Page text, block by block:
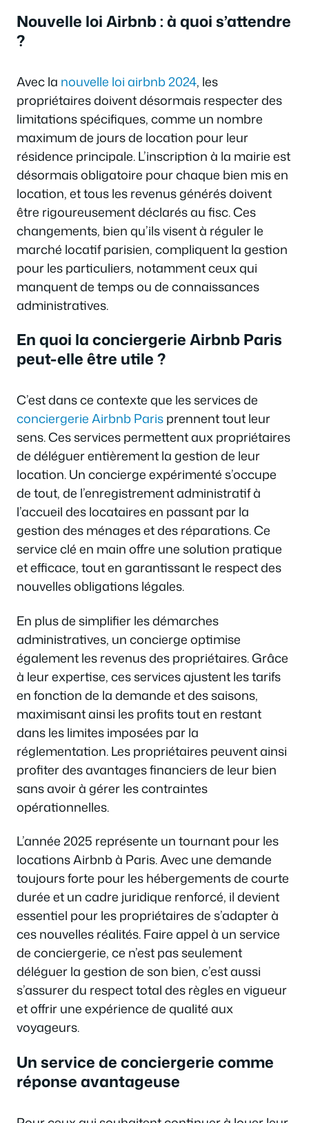
Nouvelle loi Airbnb : à quoi s’attendre
?
Avec la nouvelle loi airbnb 2024, les
propriétaires doivent désormais respecter des
limitations spécifiques, comme un nombre
maximum de jours de location pour leur
résidence principale. L’inscription à la mairie est
désormais obligatoire pour chaque bien mis en
location, et tous les revenus générés doivent
être rigoureusement déclarés au fisc. Ces
changements, bien qu’ils visent à réguler le
marché locatif parisien, compliquent la gestion
pour les particuliers, notamment ceux qui
manquent de temps ou de connaissances
administratives.
En quoi la conciergerie Airbnb Paris
peut-elle être utile ?
C’est dans ce contexte que les services de
conciergerie Airbnb Parisprennent tout leur
sens. Ces services permettent aux propriétaires
de déléguer entièrement la gestion de leur
location. Un concierge expérimenté s’occupe
de tout, de l’enregistrement administratif à
l’accueil des locataires en passant par la
gestion des ménages et des réparations. Ce
service clé en main offre une solution pratique
et efficace, tout en garantissant le respect des
nouvelles obligations légales.
En plus de simplifier les démarches
administratives, un concierge optimise
également les revenus des propriétaires. Grâce
à leur expertise, ces services ajustent les tarifs
en fonction de la demande et des saisons,
maximisant ainsi les profits tout en restant
dans les limites imposées par la
réglementation. Les propriétaires peuvent ainsi
profiter des avantages financiers de leur bien
sans avoir à gérer les contraintes
opérationnelles.
L’année 2025 représente un tournant pour les
locations Airbnb à Paris. Avec une demande
toujours forte pour les hébergements de courte
durée et un cadre juridique renforcé, il devient
essentiel pour les propriétaires de s’adapter à
ces nouvelles réalités. Faire appel à un service
de conciergerie, ce n’est pas seulement
déléguer la gestion de son bien, c’est aussi
s’assurer du respect total des règles en vigueur
et offrir une expérience de qualité aux
voyageurs.
Un service de conciergerie comme
réponse avantageuse